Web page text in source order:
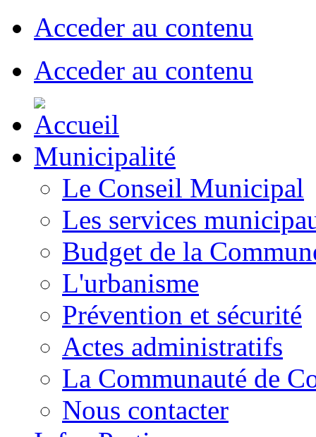
Acceder au contenu
Acceder au contenu
Municipalité
Le Conseil Municipal
Les services
Budget de la
L'urbanisme
Prévention et sécurité
Actes administratifs
La Communauté de
Nous contacter